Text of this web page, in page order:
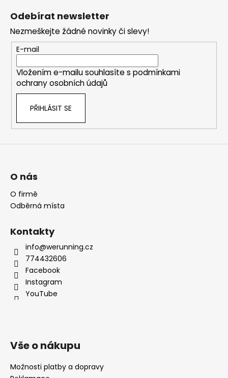
Odebírat newsletter
Nezmeškejte žádné novinky či slevy!
E-mail
Vložením e-mailu souhlasíte s podmínkami
ochrany osobních údajů
PŘIHLÁSIT SE
O nás
O firmě
Odběrná místa
Kontakty
info@werunning.cz
774432606
Facebook
Instagram
YouTube
Vše o nákupu
Možnosti platby a dopravy